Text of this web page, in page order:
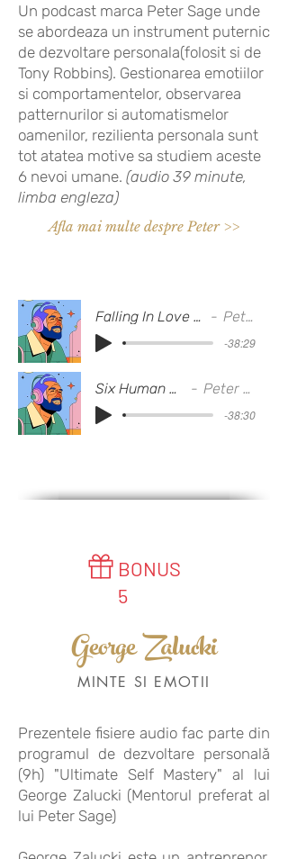
Un podcast marca Peter Sage unde
se abordeaza un instrument puternic
de dezvoltare personala(folosit si de
Tony Robbins). Gestionarea emotiilor
si comportamentelor, observarea
patternurilor si automatismelor
oamenilor, rezilienta personala sunt
tot atatea motive sa studiem aceste
6 nevoi umane. (audio 39 minute,
limba engleza)
Afla mai multe despre Peter >>
Falling In Love With My Future Peter Sage
-38:29
Six Human Needs Peter Sage
-38:30
BONUS
5
George Zalucki
MINTE SI EMOTII
Prezentele fisiere audio fac parte din
programul de dezvoltare personală
(9h) "Ultimate Self Mastery"al lui
George Zalucki (Mentorul preferat al
lui Peter Sage)